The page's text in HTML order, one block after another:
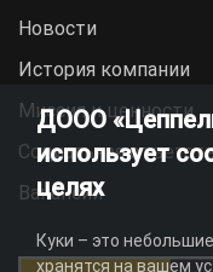
Новости
История компании
Миссия и ценности
Социальная
Вакансии
ДООО
использует
целях
Куки – это
хранятся на вашем